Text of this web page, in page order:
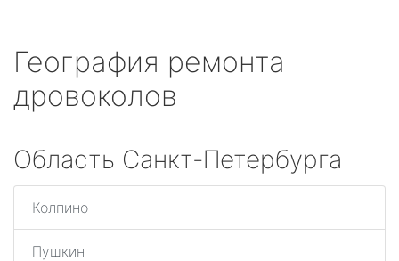
География ремонта
дровоколов
Область Санкт-Петербурга
Колпино
Пушкин